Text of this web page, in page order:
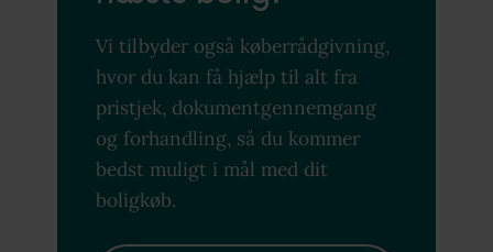
Vi tilbyder også køberrådgivning,
hvor du kan få hjælp til alt fra
pristjek, dokumentgennemgang
og forhandling, så du kommer
bedst muligt i mål med dit
boligkøb.